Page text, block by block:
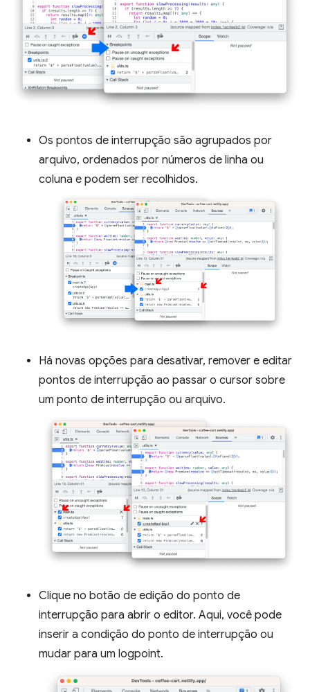
Os pontos de interrupção são agrupados por
arquivo, ordenados por números de linha ou
coluna e podem ser recolhidos.
Há novas opções para desativar, remover e editar
pontos de interrupção ao passar o cursor sobre
um ponto de interrupção ou arquivo.
Clique no botão de edição do ponto de
interrupção para abrir o editor. Aqui, você pode
inserir a condição do ponto de interrupção ou
mudar para um logpoint.